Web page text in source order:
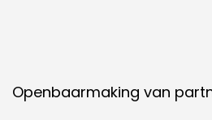
Openbaarmaking van